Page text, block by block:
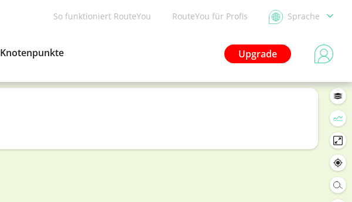
So funktioniert RouteYou RouteYou für Profis Sprache
Upgrade
Knotenpunkte